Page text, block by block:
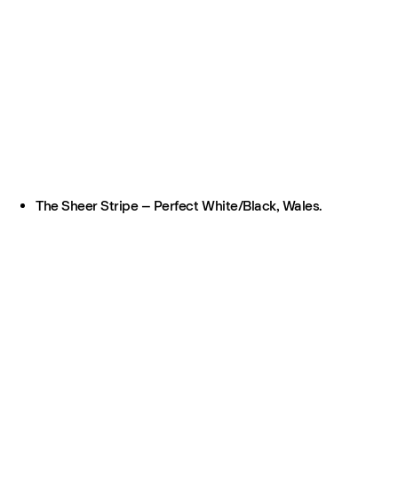
The Sheer Stripe – Perfect White/Black, Wales.